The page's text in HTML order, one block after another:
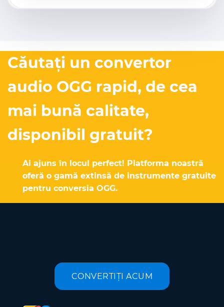
Căutați un convertor
audio OGG rapid, de cea
mai bună calitate,
disponibil gratuit?
Ai ajuns în locul perfect! Platforma noastră
oferă o gamă extinsă de instrumente gratuite
pentru conversia OGG.
CONVERTIȚI ACUM